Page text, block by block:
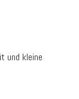
und kleine